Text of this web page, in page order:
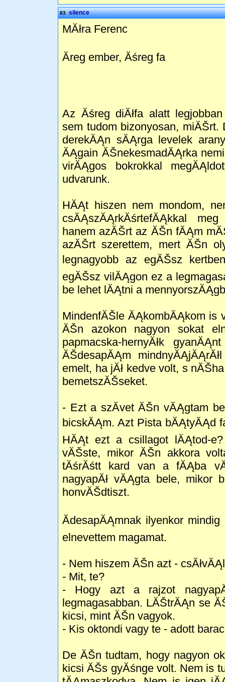
83 silence
MĂłra Ferenc
Ăreg ember, Ăśreg fa
Az Ăśreg diĂłfa alatt
sem tudom bizonyosan, miĂŠrt.
derekĂĄn sĂĄrga levelek
ĂĄgain ĂŠnekesmadĂĄrka
virĂĄgos bokrokkal
udvarunk.
HĂĄt hiszen nem mondom,
csĂĄszĂĄrkĂśrtefĂĄkkal
hanem azĂŠrt az ĂŠn fĂĄm
azĂŠrt szerettem, mert ĂŠn
legnagyobb az egĂŠsz
egĂŠsz vilĂĄgon ez a
be lehet lĂĄtni a
MindenfĂŠle ĂĄkombĂĄkom is
ĂŠn azokon nagyon sokat
papmacska-hernyĂłk
ĂŠdesapĂĄm
emelt, ha jĂł kedve volt, s
bemetszĂŠseket.
- Ezt a szĂ­vet ĂŠn vĂĄgtam
bicskĂĄm. Azt Pista bĂĄtyĂĄd
HĂĄt ezt a csillagot lĂĄtod-
vĂŠste, mikor ĂŠn akkora
tĂśrĂśtt kard van a fĂĄba
nagyapĂł vĂĄgta bele, mikor
honvĂŠdtiszt.
ĂdesapĂĄmnak ilyenkor
elnevettem magamat.
- Nem hiszem ĂŠn azt -
- Mit, te?
- Hogy azt a rajzot
legmagasabban. LĂŠtrĂĄn se
kicsi, mint ĂŠn vagyok.
- Kis oktondi vagy te - adott
De ĂŠn tudtam, hogy nagyon
kicsi ĂŠs gyĂśnge volt. Nem is